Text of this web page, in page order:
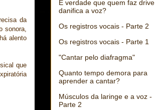
da
sonora,
alento
que
É verdade que quem faz drive
danifica a voz?
Os registros vocais - Parte 2
Os registros vocais - Parte 1
"Cantar pelo diafragma"
Quanto tempo demora para
aprender a cantar?
Músculos da laringe e a voz -
Parte 2